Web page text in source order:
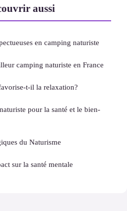
aussi
en camping naturiste
camping naturiste en France
t-il la relaxation?
pour la santé et le bien-
du Naturisme
sur la santé mentale